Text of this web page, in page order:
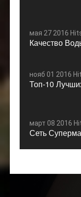
мая 27 2016
Качество
нояб 01 2016
Топ-10
март 08 2016
Сеть